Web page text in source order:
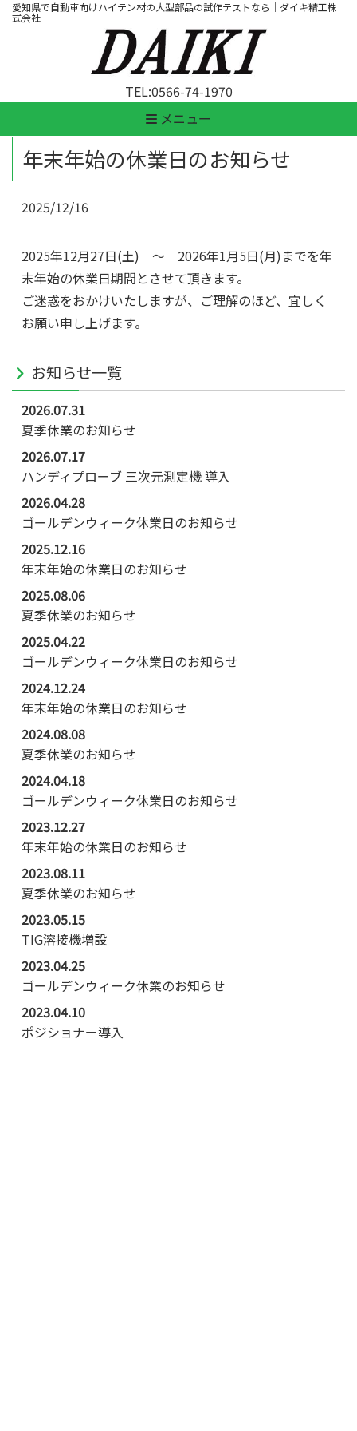
愛知県で自動車向けハイテン材の大型部品の試作テストなら｜ダイキ精工株
式会社
TEL:0566-74-1970
メニュー
年末年始の休業日のお知らせ
2025/12/16
2025年12月27日(土) ～ 2026年1月5日(月)までを年
末年始の休業日期間とさせて頂きます。
ご迷惑をおかけいたしますが、ご理解のほど、宜しく
お願い申し上げます。
お知らせ一覧
2026.07.31
夏季休業のお知らせ
2026.07.17
ハンディプローブ 三次元測定機 導入
2026.04.28
ゴールデンウィーク休業日のお知らせ
2025.12.16
年末年始の休業日のお知らせ
2025.08.06
夏季休業のお知らせ
2025.04.22
ゴールデンウィーク休業日のお知らせ
2024.12.24
年末年始の休業日のお知らせ
2024.08.08
夏季休業のお知らせ
2024.04.18
ゴールデンウィーク休業日のお知らせ
2023.12.27
年末年始の休業日のお知らせ
2023.08.11
夏季休業のお知らせ
2023.05.15
TIG溶接機増設
2023.04.25
ゴールデンウィーク休業のお知らせ
2023.04.10
ポジショナー導入